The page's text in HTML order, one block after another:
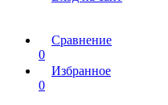
Сравнение
0
Избранное
0